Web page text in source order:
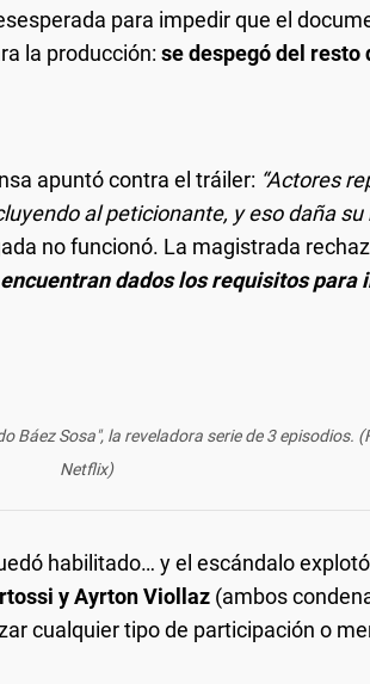
para impedir que el
la producción: se despegó del resto
apuntó contra el tráiler: “Actores
al peticionante, y eso daña su
no funcionó. La magistrada
encuentran dados los requisitos para
Báez Sosa", la reveladora serie de 3 episodios.
Netflix)
habilitado… y el escándalo
y Ayrton Viollaz (ambos
cualquier tipo de participación o